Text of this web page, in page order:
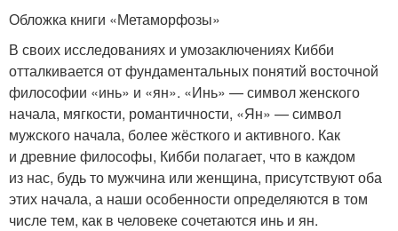
Обложка книги «Метаморфозы»
В своих исследованиях и умозаключениях Кибби
отталкивается от фундаментальных понятий восточной
философии «инь» и «ян». «Инь» — символ женского
начала, мягкости, романтичности, «Ян» — символ
мужского начала, более жёсткого и активного. Как
и древние философы, Кибби полагает, что в каждом
из нас, будь то мужчина или женщина, присутствуют оба
этих начала, а наши особенности определяются в том
числе тем, как в человеке сочетаются инь и ян.